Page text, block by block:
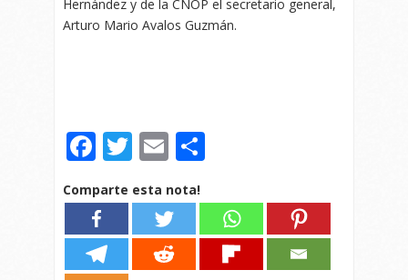
Hernández y de la CNOP el secretario general,
Arturo Mario Avalos Guzmán.
Facebook
Twitter
Email
Comparte esta nota!